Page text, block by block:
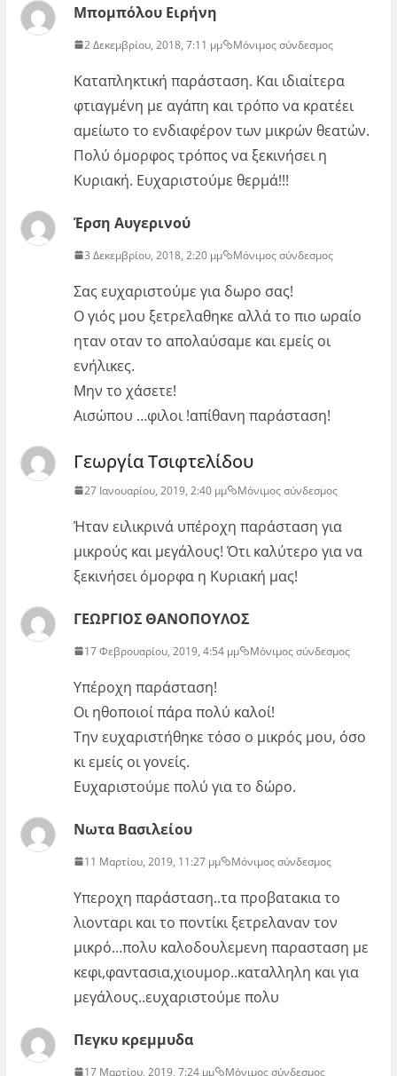
Μπομπόλου Ειρήνη
2 Δεκεμβρίου, 2018, 7:11 μμ Μόνιμος σύνδεσμος
Καταπληκτική παράσταση. Και ιδιαίτερα
φτιαγμένη με αγάπη και τρόπο να κρατέει
αμείωτο το ενδιαφέρον των μικρών θεατών.
Πολύ όμορφος τρόπος να ξεκινήσει η
Κυριακή. Ευχαριστούμε θερμά!!!
Έρση Αυγερινού
3 Δεκεμβρίου, 2018, 2:20 μμ Μόνιμος σύνδεσμος
Σας ευχαριστούμε για δωρο σας!
Ο γιός μου ξετρελαθηκε αλλά το πιο ωραίο
ηταν οταν το απολαύσαμε και εμείς οι
ενήλικες.
Μην το χάσετε!
Αισώπου …φιλοι !απίθανη παράσταση!
Γεωργία Τσιφτελίδου
27 Ιανουαρίου, 2019, 2:40 μμ Μόνιμος σύνδεσμος
Ήταν ειλικρινά υπέροχη παράσταση για
μικρούς και μεγάλους! Ότι καλύτερο για να
ξεκινήσει όμορφα η Κυριακή μας!
ΓΕΩΡΓΙΟΣ ΘΑΝΟΠΟΥΛΟΣ
17 Φεβρουαρίου, 2019, 4:54 μμ Μόνιμος σύνδεσμος
Υπέροχη παράσταση!
Οι ηθοποιοί πάρα πολύ καλοί!
Την ευχαριστήθηκε τόσο ο μικρός μου, όσο
κι εμείς οι γονείς.
Ευχαριστούμε πολύ για το δώρο.
Νωτα Βασιλείου
11 Μαρτίου, 2019, 11:27 μμ Μόνιμος σύνδεσμος
Υπεροχη παράσταση..τα προβατακια το
λιονταρι και το ποντίκι ξετρελαναν τον
μικρό…πολυ καλοδουλεμενη παρασταση με
κεφι,φαντασια,χιουμορ..καταλληλη και για
μεγάλους..ευχαριστούμε πολυ
Πεγκυ κρεμμυδα
17 Μαρτίου, 2019, 7:24 μμ Μόνιμος σύνδεσμος